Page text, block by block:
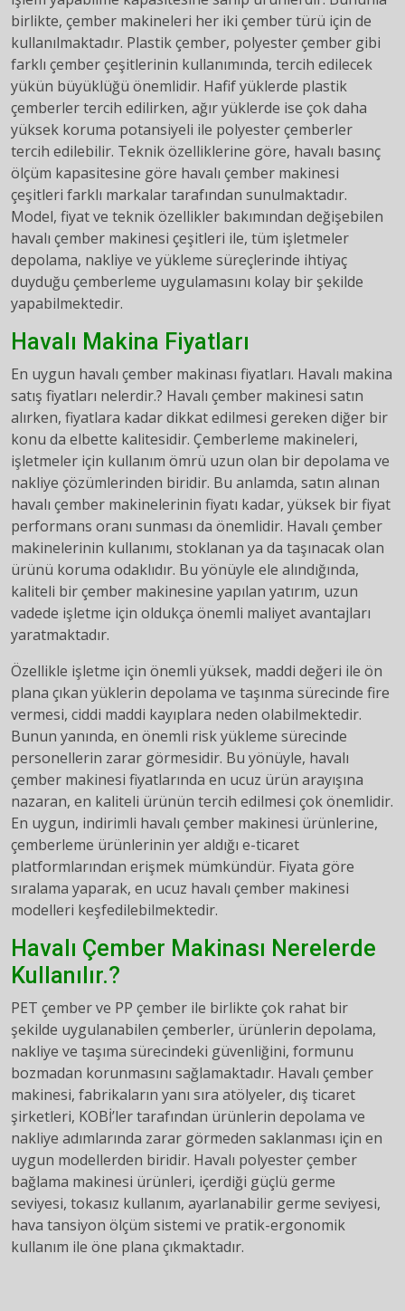
birlikte, çember makineleri her iki çember türü için de
kullanılmaktadır. Plastik çember, polyester çember gibi
farklı çember çeşitlerinin kullanımında, tercih edilecek
yükün büyüklüğü önemlidir. Hafif yüklerde plastik
çemberler tercih edilirken, ağır yüklerde ise çok daha
yüksek koruma potansiyeli ile polyester çemberler
tercih edilebilir. Teknik özelliklerine göre, havalı basınç
ölçüm kapasitesine göre havalı çember makinesi
çeşitleri farklı markalar tarafından sunulmaktadır.
Model, fiyat ve teknik özellikler bakımından değişebilen
havalı çember makinesi çeşitleri ile, tüm işletmeler
depolama, nakliye ve yükleme süreçlerinde ihtiyaç
duyduğu çemberleme uygulamasını kolay bir şekilde
yapabilmektedir.
Havalı Makina Fiyatları
En uygun havalı çember makinası fiyatları. Havalı makina
satış fiyatları nelerdir.? Havalı çember makinesi satın
alırken, fiyatlara kadar dikkat edilmesi gereken diğer bir
konu da elbette kalitesidir. Çemberleme makineleri,
işletmeler için kullanım ömrü uzun olan bir depolama ve
nakliye çözümlerinden biridir. Bu anlamda, satın alınan
havalı çember makinelerinin fiyatı kadar, yüksek bir fiyat
performans oranı sunması da önemlidir. Havalı çember
makinelerinin kullanımı, stoklanan ya da taşınacak olan
ürünü koruma odaklıdır. Bu yönüyle ele alındığında,
kaliteli bir çember makinesine yapılan yatırım, uzun
vadede işletme için oldukça önemli maliyet avantajları
yaratmaktadır.
Özellikle işletme için önemli yüksek, maddi değeri ile ön
plana çıkan yüklerin depolama ve taşınma sürecinde fire
vermesi, ciddi maddi kayıplara neden olabilmektedir.
Bunun yanında, en önemli risk yükleme sürecinde
personellerin zarar görmesidir. Bu yönüyle, havalı
çember makinesi fiyatlarında en ucuz ürün arayışına
nazaran, en kaliteli ürünün tercih edilmesi çok önemlidir.
En uygun, indirimli havalı çember makinesi ürünlerine,
çemberleme ürünlerinin yer aldığı e-ticaret
platformlarından erişmek mümkündür. Fiyata göre
sıralama yaparak, en ucuz havalı çember makinesi
modelleri keşfedilebilmektedir.
Havalı Çember Makinası Nerelerde
Kullanılır.?
PET çember ve PP çember ile birlikte çok rahat bir
şekilde uygulanabilen çemberler, ürünlerin depolama,
nakliye ve taşıma sürecindeki güvenliğini, formunu
bozmadan korunmasını sağlamaktadır. Havalı çember
makinesi, fabrikaların yanı sıra atölyeler, dış ticaret
şirketleri, KOBİ’ler tarafından ürünlerin depolama ve
nakliye adımlarında zarar görmeden saklanması için en
uygun modellerden biridir. Havalı polyester çember
bağlama makinesi ürünleri, içerdiği güçlü germe
seviyesi, tokasız kullanım, ayarlanabilir germe seviyesi,
hava tansiyon ölçüm sistemi ve pratik-ergonomik
kullanım ile öne plana çıkmaktadır.